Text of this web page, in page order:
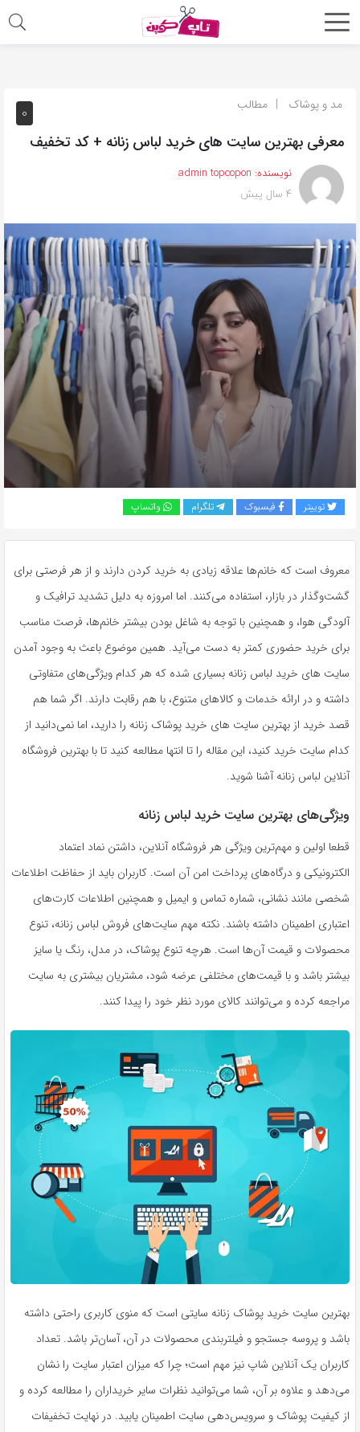
اشتراک
از
روش‌های
زیر
می‌توانید
صفحه
را
با
دوستان
خود
اشتراک
بگذارید.
0 مد و پوشاک مطالب
معرفی بهترین سایت های خرید لباس زنانه + کد تخفیف
نویسنده: admin topcopon
4 سال پیش
توییتر فیسبوک تلگرام واتساپ
معروف است که خانم‌ها علاقه زیادی به خرید کردن دارند و از هر فرصتی برای
گشت‌وگذار در بازار، استفاده می‌کنند. اما امروزه به دلیل تشدید ترافیک و
آلودگی هوا، و همچنین با توجه به شاغل بودن بیشتر خانم‌ها، فرصت مناسب
برای خرید حضوری کمتر به دست می‌آید. همین موضوع باعث به وجود آمدن
سایت های خرید لباس زنانه بسیاری شده که هر کدام ویژگی‌های متفاوتی
داشته و در ارائه خدمات و کالاهای متنوع، با هم رقابت دارند. اگر شما هم
قصد خرید از بهترین سایت های خرید پوشاک زنانه را دارید، اما نمی‌دانید از
کدام سایت خرید کنید، این مقاله را تا انتها مطالعه کنید تا با بهترین فروشگاه
آنلاین لباس زنانه آشنا شوید.
ویژگی‌های بهترین سایت خرید لباس زنانه
قطعا اولین و مهم‌ترین ویژگی هر فروشگاه آنلاین، داشتن نماد اعتماد
الکترونیکی و درگاه‌های پرداخت امن آن است. کاربران باید از حفاظت اطلاعات
شخصی مانند نشانی، شماره تماس و ایمیل و همچنین اطلاعات کارت‌های
اعتباری اطمینان داشته باشند. نکته مهم سایت‌های فروش لباس زنانه، تنوع
محصولات و قیمت آن‌ها است. هرچه تنوع پوشاک، در مدل، رنگ یا سایز
بیشتر باشد و با قیمت‌های مختلفی عرضه شود، مشتریان بیشتری به سایت
مراجعه کرده و می‌توانند کالای مورد نظر خود را پیدا کنند.
بهترین سایت خرید پوشاک زنانه سایتی است که منوی کاربری راحتی داشته
باشد و پروسه جستجو و فیلتربندی محصولات در آن، آسان‌تر باشد. تعداد
کاربران یک آنلاین شاپ نیز مهم است؛ چرا که میزان اعتبار سایت را نشان
می‌دهد و علاوه بر آن، شما می‌توانید نظرات سایر خریداران را مطالعه کرده و
از کیفیت پوشاک و سرویس‌دهی سایت اطمینان یابید. در نهایت تخفیفات